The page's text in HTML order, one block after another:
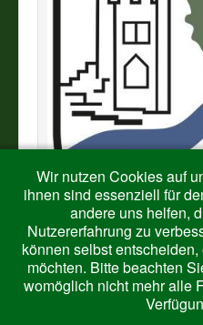
Wir nutzen Cookies auf
ihnen sind essenziell für
andere uns helfen,
Nutzererfahrung zu
können selbst
möchten. Bitte beachten
womöglich nicht mehr alle